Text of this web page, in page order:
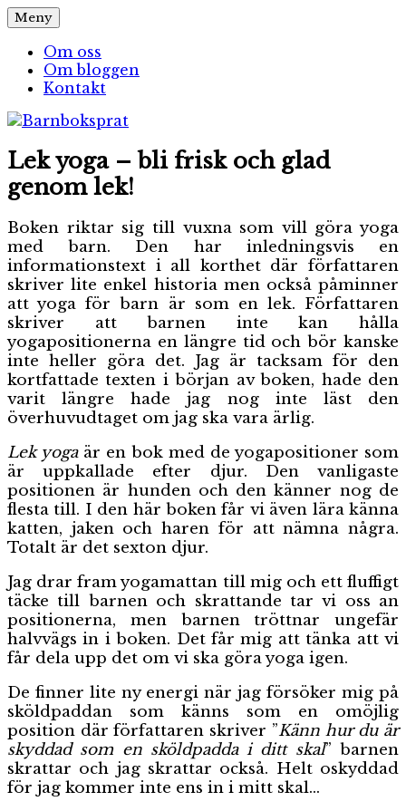
Hoppa
till
innehåll
Barnboksprat
– en blogg om barnböcker
Meny
Om oss
Om bloggen
Kontakt
Lek yoga – bli frisk och glad
genom lek!
Boken riktar sig till vuxna som vill göra yoga
med barn. Den har inledningsvis en
informationstext i all korthet där författaren
skriver lite enkel historia men också påminner
att yoga för barn är som en lek. Författaren
skriver att barnen inte kan hålla
yogapositionerna en längre tid och bör kanske
inte heller göra det. Jag är tacksam för den
kortfattade texten i början av boken, hade den
varit längre hade jag nog inte läst den
överhuvudtaget om jag ska vara ärlig.
Lek yogaär en bok med de yogapositioner som
är uppkallade efter djur. Den vanligaste
positionen är hunden och den känner nog de
flesta till. I den här boken får vi även lära känna
katten, jaken och haren för att nämna några.
Totalt är det sexton djur.
Jag drar fram yogamattan till mig och ett fluffigt
täcke till barnen och skrattande tar vi oss an
positionerna, men barnen tröttnar ungefär
halvvägs in i boken. Det får mig att tänka att vi
får dela upp det om vi ska göra yoga igen.
De finner lite ny energi när jag försöker mig på
sköldpaddan som känns som en omöjlig
position där författaren skriver ”Känn hur du är
skyddad som en sköldpadda i ditt skal” barnen
skrattar och jag skrattar också. Helt oskyddad
för jag kommer inte ens in i mitt skal…